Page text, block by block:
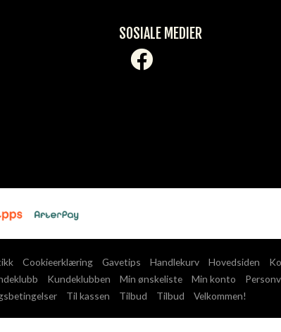
SOSIALE MEDIER
Cookieerklæring Gavetips Handlekurv Hovedsiden
Kundeklubben Min ønskeliste Min konto
Til kassen Tilbud Tilbud Velkommen!